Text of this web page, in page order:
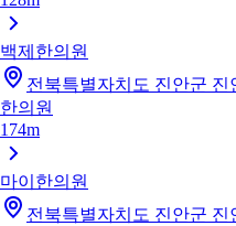
백제한의원
전북특별자치도 진안군 진
한의원
174m
마이한의원
전북특별자치도 진안군 진